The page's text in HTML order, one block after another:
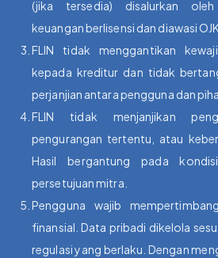
(jika tersedia) disalurkan
keuangan berlisensi dan diawasi OJK.
FLIN tidak menggantikan
kepada kreditur dan tidak
perjanjian antara pengguna dan
FLIN tidak menjanjikan
pengurangan tertentu, atau
Hasil bergantung pada
persetujuan mitra.
Pengguna wajib
finansial. Data pribadi dikelola
regulasi yang berlaku. Dengan